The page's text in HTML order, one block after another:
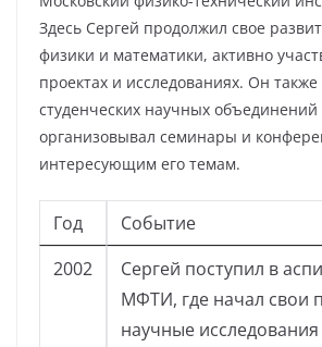
Здесь Сергей продолжил свое
физики и математики, активно
проектах и исследованиях. Он
студенческих научных объединений
организовывал семинары и
интересующим его темам.
Год
Событие
2002
Сергей поступил в
МФТИ, где начал свои
научные